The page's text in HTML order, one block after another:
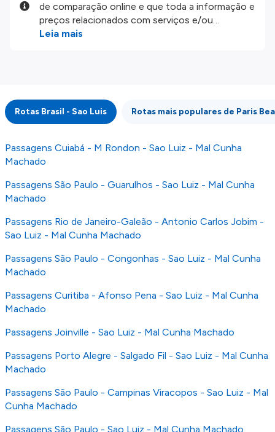
de comparação online e que toda a informação e
preços relacionados com serviços e/ou
produtos disponíveis no nosso website são
integridade ou pela precisão da informação
publicada, por isso verifique com atenção todas
as condições no website do parceiro antes de
fazer uma reserva. Para mais detalhes verifique
os nossos
Termos e Condições.
Leia mais
Rotas Brasil - Sao Luis Rotas mais populares de Paris
Passagens Cuiabá - M Rondon - Sao Luiz - Mal Cunha
Machado
Passagens São Paulo - Guarulhos - Sao Luiz - Mal Cunha
Machado
Passagens Rio de Janeiro-Galeão - Antonio Carlos Jobim -
Sao Luiz - Mal Cunha Machado
Passagens São Paulo - Congonhas - Sao Luiz - Mal Cunha
Machado
Passagens Curitiba - Afonso Pena - Sao Luiz - Mal Cunha
Machado
Passagens Joinville - Sao Luiz - Mal Cunha Machado
Passagens Porto Alegre - Salgado Fil - Sao Luiz - Mal Cunha
Machado
Passagens São Paulo - Campinas Viracopos - Sao Luiz - Mal
Cunha Machado
Passagens São Paulo - Sao Luiz - Mal Cunha Machado